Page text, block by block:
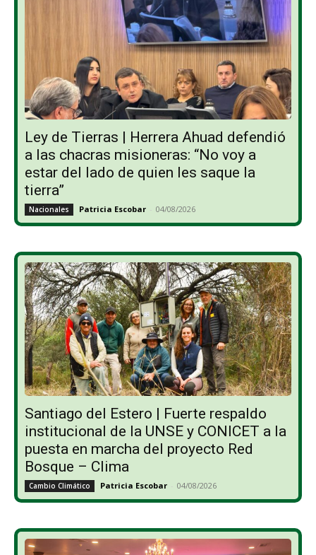
Ley de Tierras | Herrera Ahuad defendió
a las chacras misioneras: “No voy a
estar del lado de quien les saque la
tierra”
Nacionales Patricia Escobar - 04/08/2026
Santiago del Estero | Fuerte respaldo
institucional de la UNSE y CONICET a la
puesta en marcha del proyecto Red
Bosque – Clima
Cambio Climático Patricia Escobar - 04/08/2026